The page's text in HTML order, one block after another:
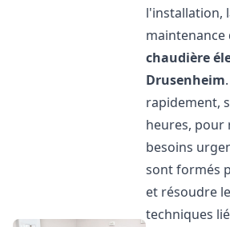
l'installation,
maintenance
chaudière
Drusenheim
rapidement,
heures, pour
besoins
sont formés
et résoudre
techniques